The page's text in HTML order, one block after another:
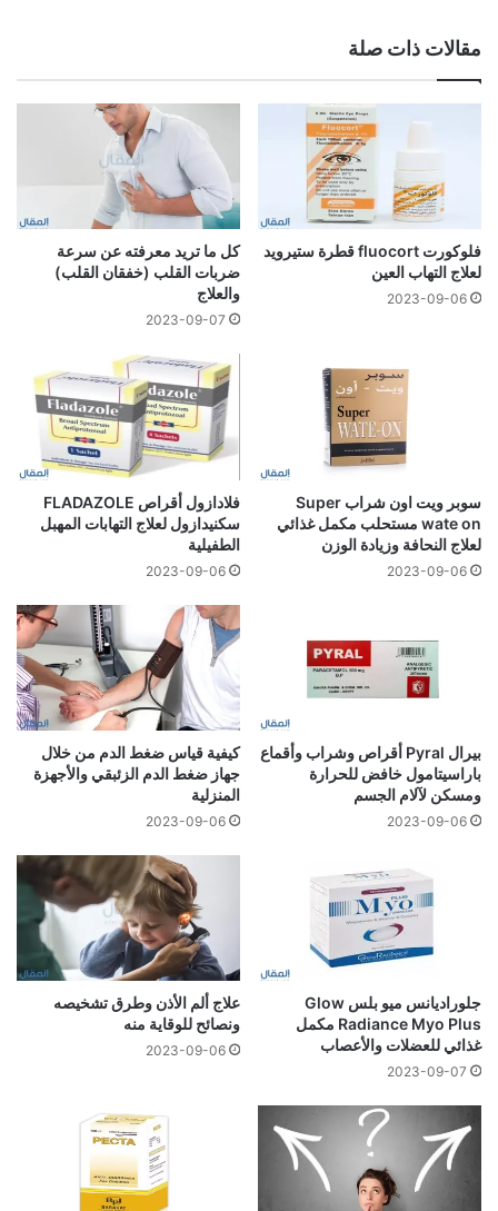
مقالات ذات صلة
فلوكورت fluocort قطرة ستيرويد
لعلاج التهاب العين
2023-09-06
كل ما تريد معرفته عن سرعة
ضربات القلب (خفقان القلب)
والعلاج
2023-09-07
سوبر ويت اون شراب Super
wate on مستحلب مكمل غذائي
لعلاج النحافة وزيادة الوزن
2023-09-06
فلادازول أقراص FLADAZOLE
سكنيدازول لعلاج التهابات المهبل
الطفيلية
2023-09-06
بيرال Pyral أقراص وشراب وأقماع
باراسيتامول خافض للحرارة
ومسكن لآلام الجسم
2023-09-06
كيفية قياس ضغط الدم من خلال
جهاز ضغط الدم الزئبقي والأجهزة
المنزلية
2023-09-06
جلوراديانس ميو بلس Glow
Radiance Myo Plus مكمل
غذائي للعضلات والأعصاب
2023-09-07
علاج ألم الأذن وطرق تشخيصه
ونصائح للوقاية منه
2023-09-06